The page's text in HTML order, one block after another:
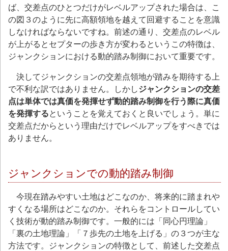
ば、交差点のひとつだけがレベルアップされた場合は、こ
の図３のように先に高額領地を越えて回避することを意識
しなければならないですね。前述の通り、交差点のレベル
が上がるとセプターの歩き方が変わるというこの特徴は、
ジャンクションにおける動的踏み制御において重要です。
決してジャンクションの交差点領地が踏みを期待する上
で不利な訳ではありません。しかしジャンクションの交差
点は単体では真価を発揮せず動的踏み制御を行う際に真価
を発揮するということを覚えておくと良いでしょう。単に
交差点だからという理由だけでレベルアップをすべきでは
ありません。
ジャンクションでの動的踏み制御
今現在踏みやすい土地はどこなのか、将来的に踏まれや
すくなる場所はどこなのか。それらをコントロールしてい
く技術が動的踏み制御です。一般的には「同心円理論」
「裏の土地理論」「７歩先の土地を上げる」の３つが主な
方法です。ジャンクションの特徴として、前述した交差点